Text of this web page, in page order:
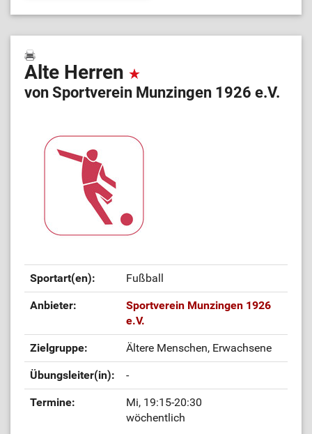
Alte Herren
von Sportverein Munzingen 1926 e.V.
Sportart(en): Fußball
Anbieter:
Sportverein Munzingen 1926
e.V.
Zielgruppe: Ältere Menschen, Erwachsene
Übungsleiter(in): -
Termine:
Mi, 19:15-20:30
wöchentlich